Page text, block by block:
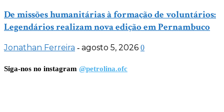
De missões humanitárias à formação de voluntários:
Legendários realizam nova edição em Pernambuco
Jonathan Ferreira - agosto 5, 2026 0
Siga-nos no instagram @petrolina.ofc